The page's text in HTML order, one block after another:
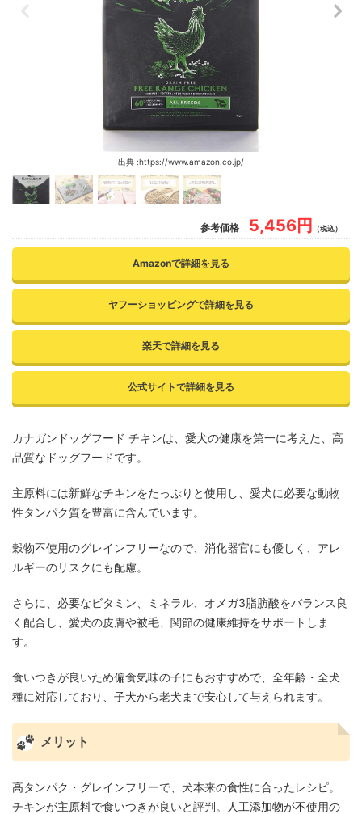
出典 :https://www.amazon.co.jp/
参考価格 5,456円 （税込）
Amazonで詳細を見る
ヤフーショッピングで詳細を見る
楽天で詳細を見る
公式サイトで詳細を見る
カナガンドッグフード チキンは、愛犬の健康を第一に考えた、高
品質なドッグフードです。
主原料には新鮮なチキンをたっぷりと使用し、愛犬に必要な動物
性タンパク質を豊富に含んでいます。
穀物不使用のグレインフリーなので、消化器官にも優しく、アレ
ルギーのリスクにも配慮。
さらに、必要なビタミン、ミネラル、オメガ3脂肪酸をバランス良
く配合し、愛犬の皮膚や被毛、関節の健康維持をサポートしま
す。
食いつきが良いため偏食気味の子にもおすすめで、全年齢・全犬
種に対応しており、子犬から老犬まで安心して与えられます。
メリット
高タンパク・グレインフリーで、犬本来の食性に合ったレシピ。
チキンが主原料で食いつきが良いと評判。人工添加物が不使用の